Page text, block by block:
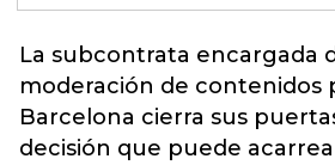
La subcontrata encargada
moderación de contenidos
Barcelona cierra sus
decisión que puede